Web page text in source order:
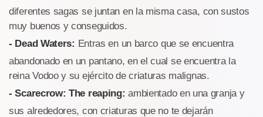
diferentes sagas se juntan en la misma casa, con sustos
muy buenos y conseguidos.
- Dead Waters: Entras en un barco que se encuentra
abandonado en un pantano, en el cual se encuentra la
reina Vodoo y su ejército de criaturas malignas.
- Scarecrow: The reaping: ambientado en una granja y
sus alrededores, con criaturas que no te dejarán